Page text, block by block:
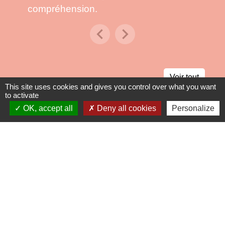
compréhension.
chevron_leftPrevious
chevron_right
Next
Voir tout
Contacts
This site uses cookies and gives you control over what you want
to activate
OK, accept all
Deny all cookies Personalize